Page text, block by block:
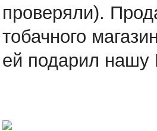
проверяли).
тобачного
ей подарил нашу